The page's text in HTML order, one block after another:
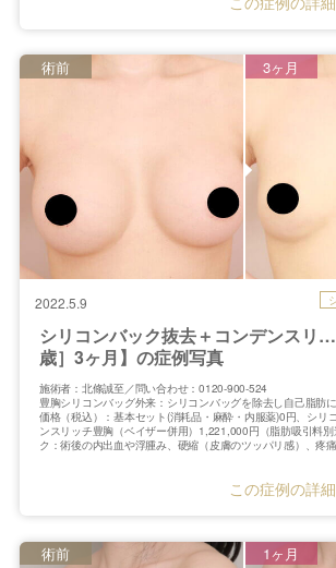
2022.5.9
シリコンバック抜去＋コンデンスリ
歳］3ヶ月】の症例写真
術前 3ヶ月
施術者：北條誠至／問い合わせ：0120-900-524
豊胸シリコンバッグ外来：シリコンバッグを除去し自己脂肪
価格（税込）：基本セット(消耗品・麻酔・内服薬)0円、シリ
ンスリッチ豊胸（ベイザー併用）1,221,000円（脂肪吸引料
ク：術後の内出血や浮腫み、硬縮（皮膚のツッパリ感）、疼
この症例の詳
術前 1ヶ月